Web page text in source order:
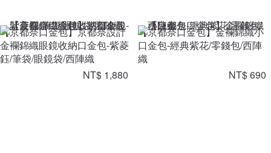
【京都奈口金包】京都奈設計
金襴錦織眼鏡收納口金包-紫菱
鈺/筆袋/眼鏡袋/西陣織
NT$ 1,880
【京都奈口金包】金襴錦織小
口金包-經典紫花/零錢包/西陣
織
NT$ 690